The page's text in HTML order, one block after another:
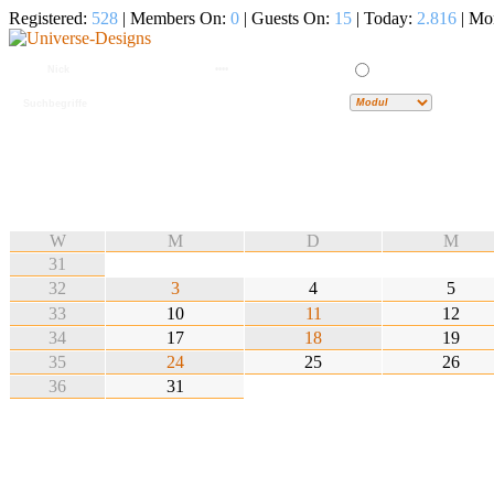
Registered: 528 | Members On: 0 | Guests On: 15 | Today: 2.816 |
W M D
M
31
32
3 4
5
33
10 11
12
34
17 18
19
35
24 25
26
36
31